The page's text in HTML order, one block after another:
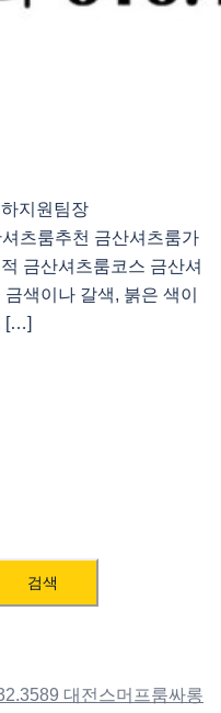
지원팀장
츠룸추천 금산셔츠룸가
금산셔츠룸코스 금산셔
색이나 갈색, 붉은 색이
[…]
검색
대전스머프룸싸롱